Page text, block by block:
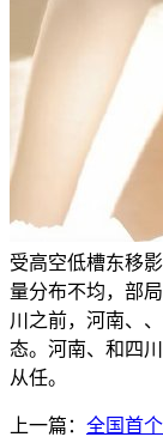
受高空低槽东移
量分布不均，部
川之前，河南、
态。河南、和四
从任。
上一篇： 全国首